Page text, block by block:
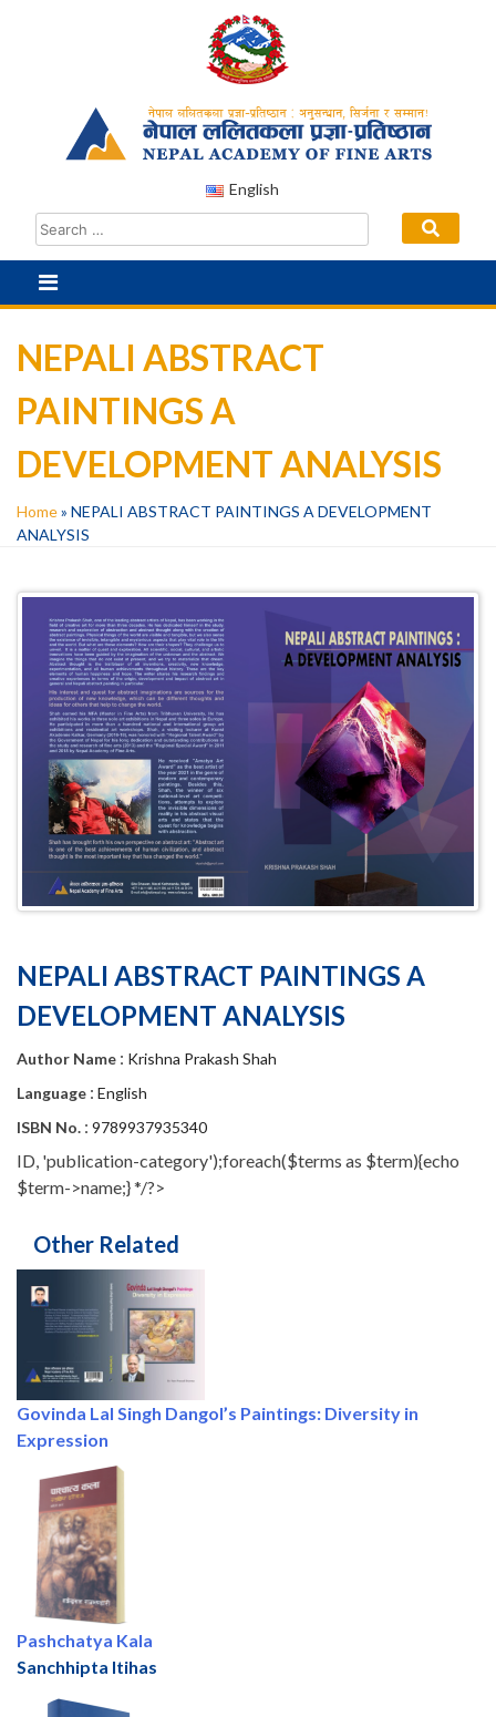
English
NEPALI ABSTRACT
PAINTINGS A
DEVELOPMENT ANALYSIS
Home» NEPALI ABSTRACT PAINTINGS A DEVELOPMENT
ANALYSIS
NEPALI ABSTRACT PAINTINGS A
DEVELOPMENT ANALYSIS
Author Name : Krishna Prakash Shah
Language : English
ISBN No. : 9789937935340
ID, 'publication-category');foreach($terms as $term){echo
$term->name;} */?>
Other Related
Govinda Lal Singh Dangol’s Paintings: Diversity in
Expression
Pashchatya Kala
Sanchhipta Itihas